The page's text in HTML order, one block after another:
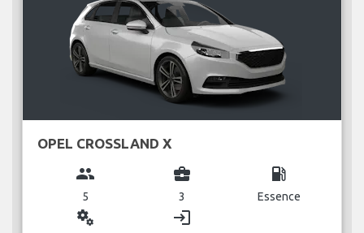
OPEL CROSSLAND X
group
5
business_center
3
local_gas_station
Essence
miscellaneous_services login